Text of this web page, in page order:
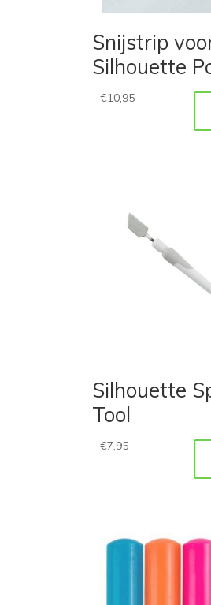
Snijstrip
Silhouette
€10,95
Silhouette
Tool
€7,95